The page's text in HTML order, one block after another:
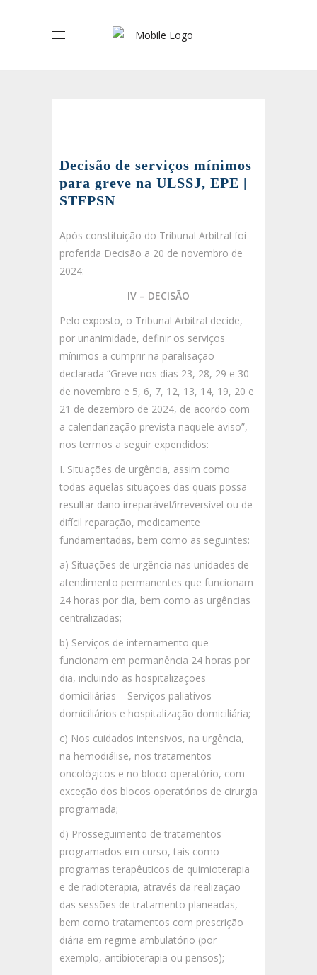
Decisão de serviços mínimos
para greve na ULSSJ, EPE |
STFPSN
Após constituição do Tribunal Arbitral foi
proferida Decisão a 20 de novembro de
2024:
IV – DECISÃO
Pelo exposto, o Tribunal Arbitral decide,
por unanimidade, definir os serviços
mínimos a cumprir na paralisação
declarada “Greve nos dias 23, 28, 29 e 30
de novembro e 5, 6, 7, 12, 13, 14, 19, 20 e
21 de dezembro de 2024, de acordo com
a calendarização prevista naquele aviso”,
nos termos a seguir expendidos:
I. Situações de urgência, assim como
todas aquelas situações das quais possa
resultar dano irreparável/irreversível ou de
difícil reparação, medicamente
fundamentadas, bem como as seguintes:
a) Situações de urgência nas unidades de
atendimento permanentes que funcionam
24 horas por dia, bem como as urgências
centralizadas;
b) Serviços de internamento que
funcionam em permanência 24 horas por
dia, incluindo as hospitalizações
domiciliárias – Serviços paliativos
domiciliários e hospitalização domiciliária;
c) Nos cuidados intensivos, na urgência,
na hemodiálise, nos tratamentos
oncológicos e no bloco operatório, com
exceção dos blocos operatórios de cirurgia
programada;
d) Prosseguimento de tratamentos
programados em curso, tais como
programas terapêuticos de quimioterapia
e de radioterapia, através da realização
das sessões de tratamento planeadas,
bem como tratamentos com prescrição
diária em regime ambulatório (por
exemplo, antibioterapia ou pensos);